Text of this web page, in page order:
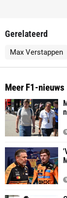
Gerelateerd
Max Verstappen
Meer F1-nieuws